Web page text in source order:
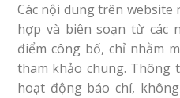
Các nội dung trên
hợp và biên soạn từ các
điểm công bố, chỉ nhằm
tham khảo chung. Thông
hoạt động báo chí,